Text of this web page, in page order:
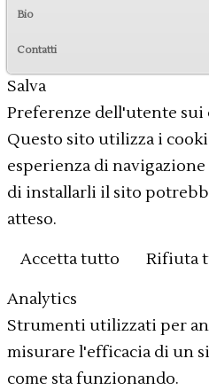
Bio
Contatti
Salva
Preferenze dell'utente sui
Questo sito utilizza i
esperienza di
di installarli il sito
atteso.
Accetta tutto
Rifiuta
Analytics
Strumenti utilizzati per
misurare l'efficacia di un
come sta funzionando.